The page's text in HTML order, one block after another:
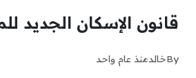
قانون الإسكان الجديد للمرأة
Byخالدمنذ عام واحد